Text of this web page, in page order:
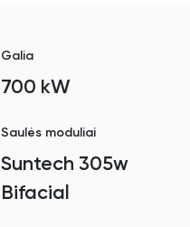
Galia
700 kW
Saulės moduliai
Suntech 305w
Bifacial